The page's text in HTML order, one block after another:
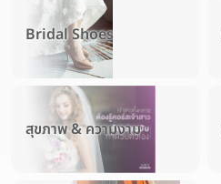
Bridal Shoes
สุขภาพ & ความงาม